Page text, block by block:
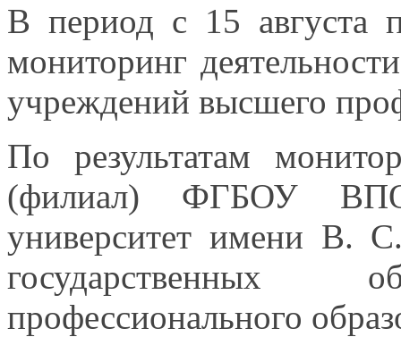
В период с 15 августа
мониторинг
учреждений высшего
По результатам
(филиал) ФГБОУ ВПО
университет имени В.
государственных
профессионального